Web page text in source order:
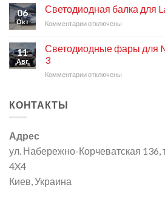
Jimny
Дополнительный
свет
RIGID
Jeep
Wrangler
06
Окт
Светодиодная балка для
Комментариик
Светодиодная
балка
Land
отключены
11
Авг
Светодиодные фары для
3
Комментариик
3
отключены
КОНТАКТЫ
Адрес
ул. Набережно-Корчеватская 136,
4X4
Киев, Украина